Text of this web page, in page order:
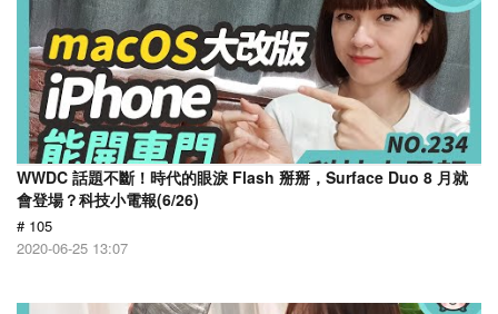
WWDC 話題不斷！時代的眼淚 Flash 掰掰，Surface Duo 8 月就
會登場？科技小電報(6/26)
# 105
2020-06-25 13:07